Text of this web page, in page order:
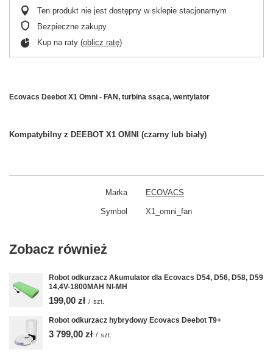
Ten produkt nie jest dostępny w sklepie stacjonarnym
Bezpieczne zakupy
Kup na raty (oblicz ratę)
Ecovacs Deebot X1 Omni - FAN, turbina ssąca, wentylator
Kompatybilny z DEEBOT X1 OMNI (czarny lub biały)
Marka ECOVACS
Symbol X1_omni_fan
Zobacz również
Robot odkurzacz Akumulator dla Ecovacs D54, D56, D58, D59
14,4V-1800MAH NI-MH
199,00 zł / szt.
Robot odkurzacz hybrydowy Ecovacs Deebot T9+
3 799,00 zł / szt.